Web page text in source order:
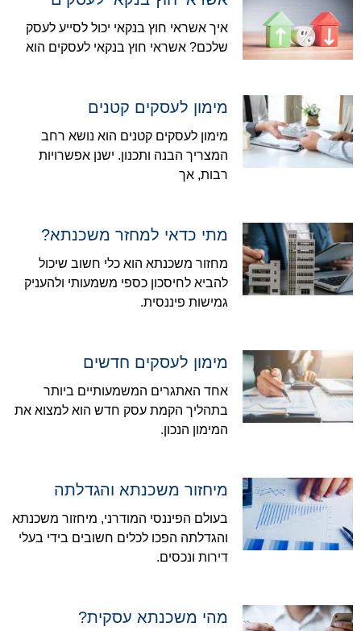
איך אשראי חוץ בנקאי יכול לסייע לעסק
שלכם? אשראי חוץ בנקאי לעסקים הוא
מימון לעסקים קטנים
מימון לעסקים קטנים הוא נושא רחב
המצריך הבנה ותכנון. ישנן אפשרויות
רבות, אך
מתי כדאי למחזר משכנתא?
מחזור משכנתא הוא כלי חשוב שיכול
להביא לחיסכון כספי משמעותי ולהעניק
גמישות פיננסית.
מימון לעסקים חדשים
אחד האתגרים המשמעותיים ביותר
בתהליך הקמת עסק חדש הוא למצוא את
המימון הנכון.
מיחזור משכנתא והגדלתה
בעולם הפיננסי המודרני, מיחזור משכנתא
והגדלתה הפכו לכלים חשובים בידי בעלי
דירות ונכסים.
מהי משכנתא עסקית?